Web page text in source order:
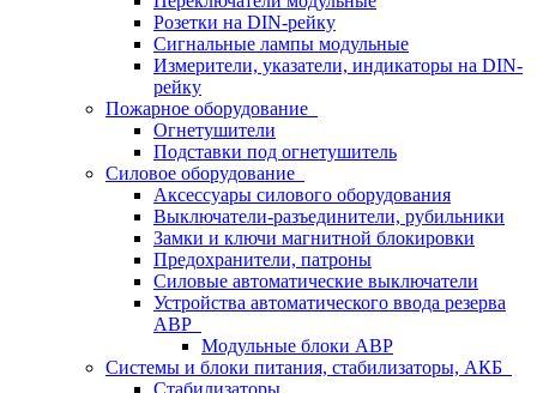
Розетки на DIN-рейку
Сигнальные лампы модульные
Измерители, указатели, индикаторы на DIN-
рейку
Пожарное оборудование
Огнетушители
Подставки под огнетушитель
Силовое оборудование
Аксессуары силового оборудования
Выключатели-разъединители, рубильники
Замки и ключи магнитной блокировки
Предохранители, патроны
Силовые автоматические выключатели
Устройства автоматического ввода резерва
АВР
Модульные блоки АВР
Системы и блоки питания, стабилизаторы, АКБ
Стабилизаторы